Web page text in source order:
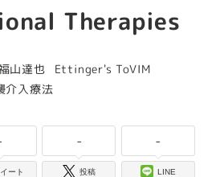
Therapies
山達也 カテゴリー
Ettinger's ToVIM
介入療法
ート
-
投稿
-
LINE